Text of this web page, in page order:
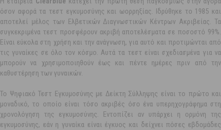
όσον αφορά τα τεστ εγκυμοσύνης και ωορρηξίας. Ιδρύθηκε το 1985 και
αποτελεί μέλος των Ελβετικών Διαγνωστικών Κέντρων Ακριβείας. Τα
συγκεκριμένα τεστ προσφέρουν ακριβή αποτελέσματα σε ποσοστό 99%.
Είναι εύκολα στη χρήση και την ανάγνωση, για αυτό και προτιμώνται από
τις γυναίκες σε όλο τον κόσμο. Αυτά τα τεστ είναι σχεδιασμένα για να
μπορούν να χρησιμοποιηθούν έως και πέντε ημέρες πριν από την
καθυστέρηση των γυναικών.
Το Ψηφιακό Τεστ Εγκυμοσύνης με Δείκτη Σύλληψης είναι το πρώτο και
μοναδικό, το οποίο είναι τόσο ακριβές όσο ένα υπερηχογράφημα στη
χρονολόγηση της εγκυμοσύνης. Εντοπίζει αν υπάρχει η ορμόνη της
εγκυμοσύνης, εάν η γυναίκα είναι έγκυος και δείχνει πόσες εβδομάδες